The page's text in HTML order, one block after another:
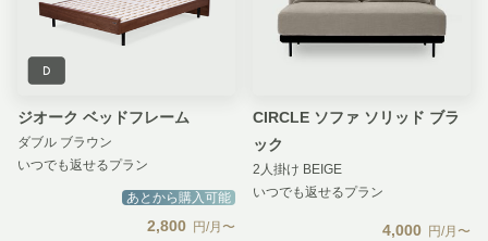
ジオーク ベッドフレーム
ダブル ブラウン
いつでも返せるプラン
あとから購入可能
2,800 円/月〜
CIRCLE ソファ ソリッド ブラ
ック
2人掛け BEIGE
いつでも返せるプラン
4,000 円/月〜